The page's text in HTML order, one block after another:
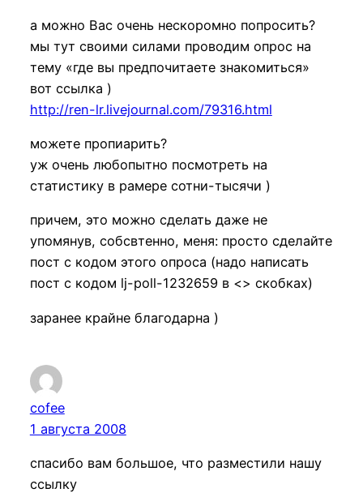
а можно Вас очень нескоромно попросить?
мы тут своими силами проводим опрос на
тему «где вы предпочитаете знакомиться»
вот ссылка )
http://ren-lr.livejournal.com/79316.html
можете пропиарить?
уж очень любопытно посмотреть на
статистику в рамере сотни-тысячи )
причем, это можно сделать даже не
упомянув, собсвтенно, меня: просто сделайте
пост с кодом этого опроса (надо написать
пост с кодом lj-poll-1232659 в <> скобках)
заранее крайне благодарна )
cofee
1 августа 2008
спасибо вам большое, что разместили нашу
ссылку